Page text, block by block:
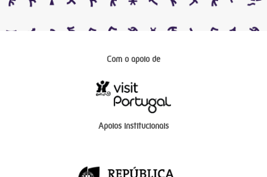
Com o apoio de
Apoios institucionais